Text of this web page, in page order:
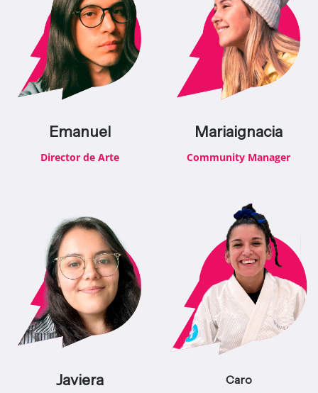
Emanuel
Director de Arte
Mariaignacia
Community Manager
Javiera Caro